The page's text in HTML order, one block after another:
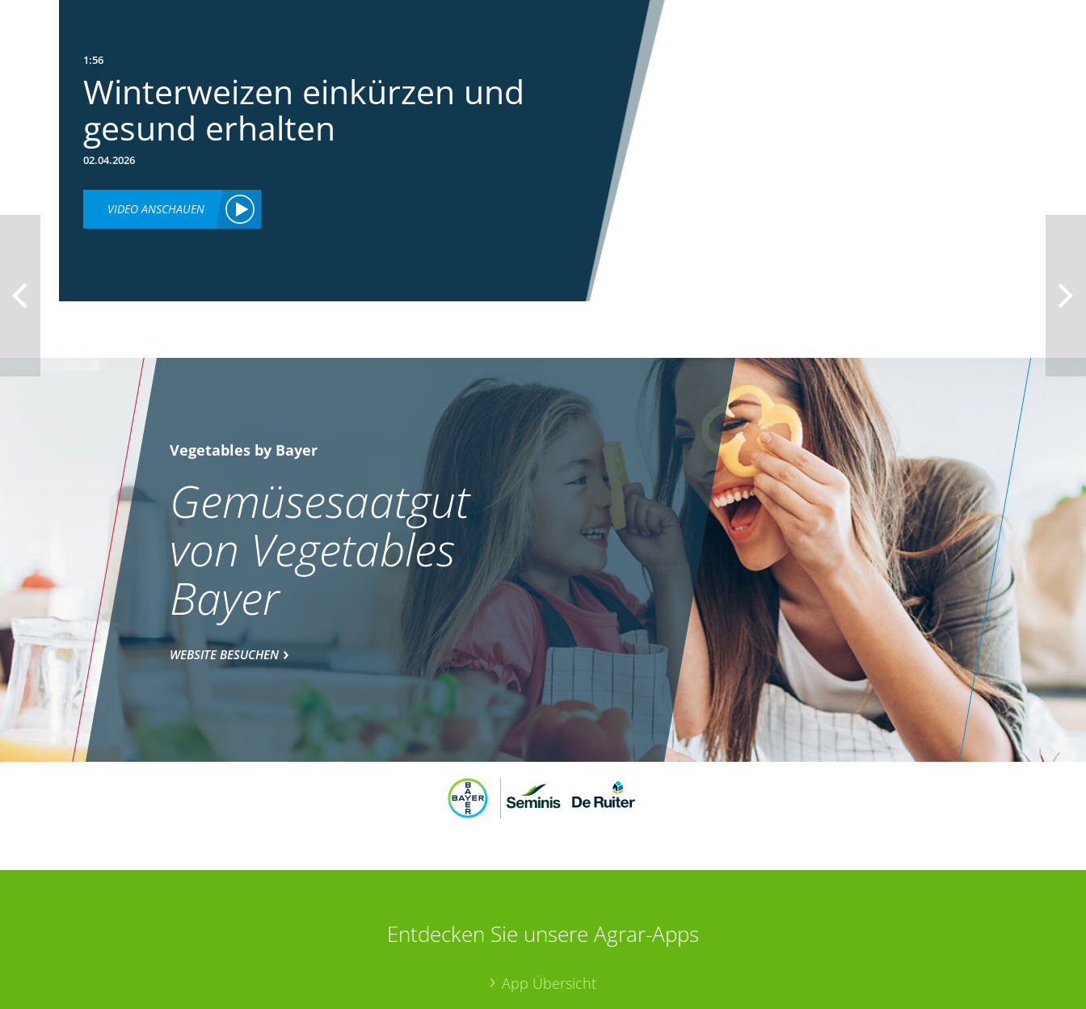
1:56
Winterweizen einkürzen und
gesund erhalten
02.04.2026
VIDEO ANSCHAUEN
Vegetables by Bayer
Gemüsesaatgut
von Vegetables
Bayer
WEBSITE BESUCHEN
Entdecken Sie unsere Agrar-Apps
App Übersicht